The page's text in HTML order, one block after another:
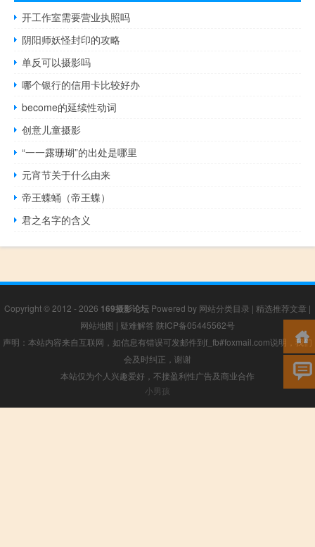
开工作室需要营业执照吗
阴阳师妖怪封印的攻略
单反可以摄影吗
哪个银行的信用卡比较好办
become的延续性动词
创意儿童摄影
“一一露珊瑚”的出处是哪里
元宵节关于什么由来
帝王蝶蛹（帝王蝶）
君之名字的含义
Copyright © 2012 - 2026 169摄影论坛 Powered by 网站分类目录 | 精选推荐文章 |
网站地图 | 疑难解答 陕ICP备05445562号
声明：本站内容来自互联网，如信息有错误可发邮件到f_fb#foxmail.com说明，我们
会及时纠正，谢谢
本站仅为个人兴趣爱好，不接盈利性广告及商业合作
小男孩